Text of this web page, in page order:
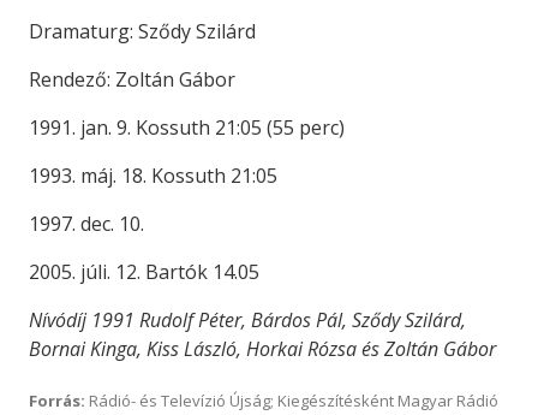
Dramaturg: Sződy Szilárd
Rendező: Zoltán Gábor
1991. jan. 9. Kossuth 21:05 (55 perc)
1993. máj. 18. Kossuth 21:05
1997. dec. 10.
2005. júli. 12. Bartók 14.05
Nívódíj 1991 Rudolf Péter, Bárdos Pál, Sződy Szilárd,
Bornai Kinga, Kiss László, Horkai Rózsa és Zoltán Gábor
Forrás: Rádió- és Televízió Újság; Kiegészítésként Magyar Rádió